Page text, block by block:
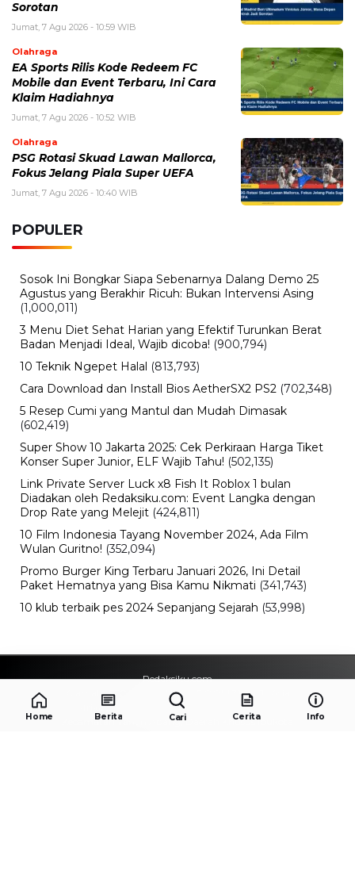
Sorotan
Jumat, 7 Agu 2026 - 10:59 WIB
Olahraga
EA Sports Rilis Kode Redeem FC
Mobile dan Event Terbaru, Ini Cara
Klaim Hadiahnya
Jumat, 7 Agu 2026 - 10:52 WIB
Olahraga
PSG Rotasi Skuad Lawan Mallorca,
Fokus Jelang Piala Super UEFA
Jumat, 7 Agu 2026 - 10:40 WIB
POPULER
Sosok Ini Bongkar Siapa Sebenarnya Dalang Demo 25
Agustus yang Berakhir Ricuh: Bukan Intervensi Asing
(1,000,011)
3 Menu Diet Sehat Harian yang Efektif Turunkan Berat
Badan Menjadi Ideal, Wajib dicoba! (900,794)
10 Teknik Ngepet Halal (813,793)
Cara Download dan Install Bios AetherSX2 PS2 (702,348)
5 Resep Cumi yang Mantul dan Mudah Dimasak
(602,419)
Super Show 10 Jakarta 2025: Cek Perkiraan Harga Tiket
Konser Super Junior, ELF Wajib Tahu! (502,135)
Link Private Server Luck x8 Fish It Roblox 1 bulan
Diadakan oleh Redaksiku.com: Event Langka dengan
Drop Rate yang Melejit (424,811)
10 Film Indonesia Tayang November 2024, Ada Film
Wulan Guritno! (352,094)
Promo Burger King Terbaru Januari 2026, Ini Detail
Paket Hematnya yang Bisa Kamu Nikmati (341,743)
10 klub terbaik pes 2024 Sepanjang Sejarah (53,998)
Redaksiku.com
Alamat : STC SENAYAN LT.4 ROOM 31-34 Jl. Asia
Afrika , Pintu IX Senayan, RT.1/RW.3, Gelora,
Kecamatan Tanah Abang, Daerah Khusus Ibukota
Home Berita Cari Cerita Info